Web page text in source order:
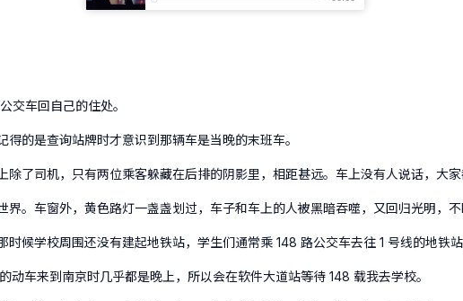
交车回自己的住处。
的是查询站牌时才意识到那辆车是当晚的末班车。
了司机，只有两位乘客躲藏在后排的阴影里，相距甚远。车上没有人说话，大
。车窗外，黄色路灯一盏盏划过，车子和车上的人被黑暗吞噬，又回归光明，不
候学校周围还没有建起地铁站，学生们通常乘 148 路公交车去往 1 号线的地铁
车来到南京时几乎都是晚上，所以会在软件大道站等待 148 载我去学校。